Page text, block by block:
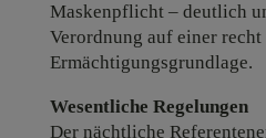
Maskenpflicht – deutlich
Verordnung auf einer
Ermächtigungsgrundlage.
Wesentliche Regelungen
Der nächtliche